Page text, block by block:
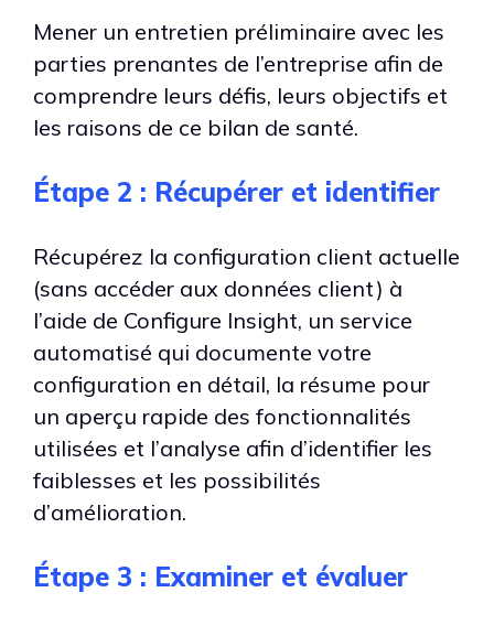
Mener un entretien préliminaire avec les
parties prenantes de l’entreprise afin de
comprendre leurs défis, leurs objectifs et
les raisons de ce bilan de santé.
Étape 2 : Récupérer et identifier
Récupérez la configuration client actuelle
(sans accéder aux données client) à
l’aide de Configure Insight, un service
automatisé qui documente votre
configuration en détail, la résume pour
un aperçu rapide des fonctionnalités
utilisées et l’analyse afin d’identifier les
faiblesses et les possibilités
d’amélioration.
Étape 3 : Examiner et évaluer